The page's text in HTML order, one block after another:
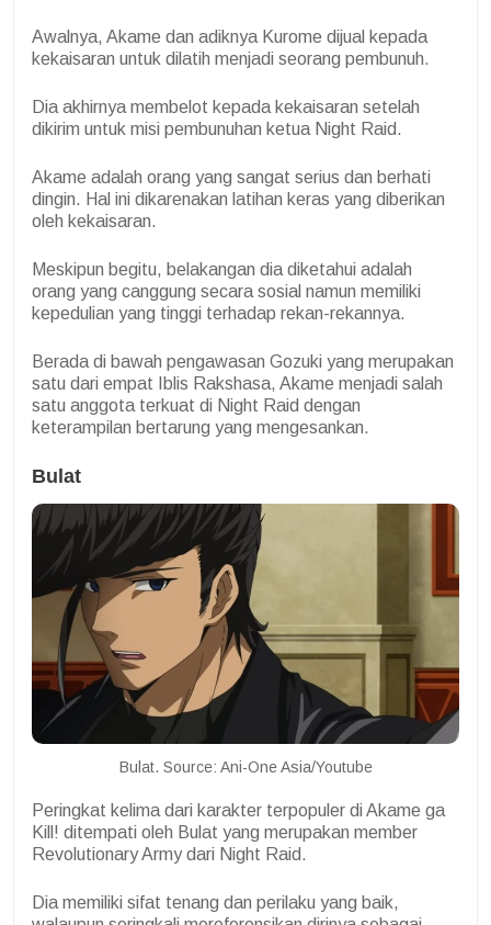
Awalnya, Akame dan adiknya Kurome dijual kepada
kekaisaran untuk dilatih menjadi seorang pembunuh.
Dia akhirnya membelot kepada kekaisaran setelah
dikirim untuk misi pembunuhan ketua Night Raid.
Akame adalah orang yang sangat serius dan berhati
dingin. Hal ini dikarenakan latihan keras yang diberikan
oleh kekaisaran.
Meskipun begitu, belakangan dia diketahui adalah
orang yang canggung secara sosial namun memiliki
kepedulian yang tinggi terhadap rekan-rekannya.
Berada di bawah pengawasan Gozuki yang merupakan
satu dari empat Iblis Rakshasa, Akame menjadi salah
satu anggota terkuat di Night Raid dengan
keterampilan bertarung yang mengesankan.
Bulat
Bulat. Source: Ani-One Asia/Youtube
Peringkat kelima dari karakter terpopuler di Akame ga
Kill! ditempati oleh Bulat yang merupakan member
Revolutionary Army dari Night Raid.
Dia memiliki sifat tenang dan perilaku yang baik,